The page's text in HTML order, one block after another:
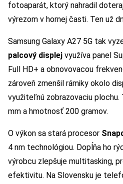
fotoaparát, ktorý nahradil
výrezom v hornej časti. Ten už
Samsung Galaxy A27 5G tak
palcový displej využíva panel
Full HD+ a obnovovacou
zároveň zmenšil rámiky okolo
využiteľnú zobrazovaciu plochu.
mm a hmotnosť 200 gramov.
O výkon sa stará procesor
4 nm technológiou. Dopĺňa ho
výrobcu zlepšuje multitasking,
efektivitu. Na Slovensku je